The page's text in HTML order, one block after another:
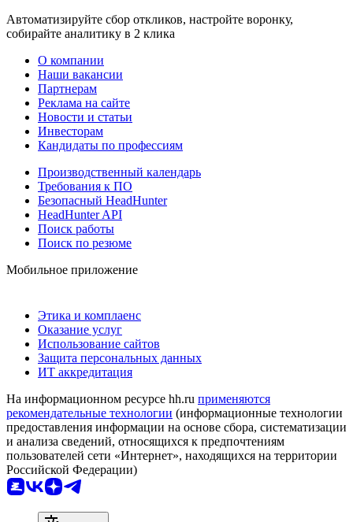
Автоматизируйте сбор откликов, настройте воронку,
собирайте аналитику в 2 клика
О компании
Наши вакансии
Партнерам
Реклама на сайте
Новости и статьи
Инвесторам
Кандидаты по профессиям
Производственный календарь
Требования к ПО
Безопасный HeadHunter
HeadHunter API
Поиск работы
Поиск по резюме
Мобильное приложение
Этика и комплаенс
Оказание услуг
Использование сайтов
Защита персональных данных
ИТ аккредитация
На информационном ресурсе hh.ru применяются
рекомендательные технологии (информационные технологии
предоставления информации на основе сбора, систематизации
и анализа сведений, относящихся к предпочтениям
пользователей сети «Интернет», находящихся на территории
Российской Федерации)